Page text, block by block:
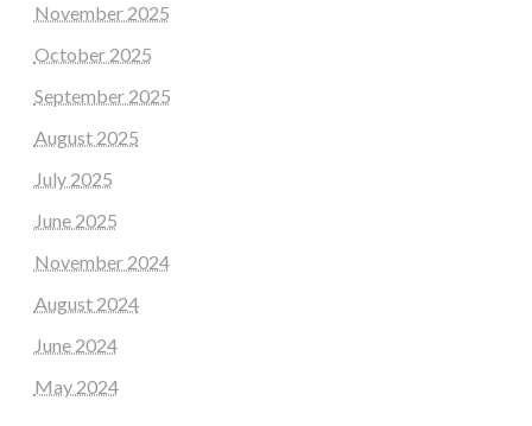
November 2025
October 2025
September 2025
August 2025
July 2025
June 2025
November 2024
August 2024
June 2024
May 2024